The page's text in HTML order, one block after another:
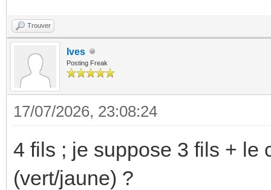
Trouver
Ives
Posting Freak
17/07/2026, 23:08:24
4 fils ; je suppose 3 fils + le
(vert/jaune) ?